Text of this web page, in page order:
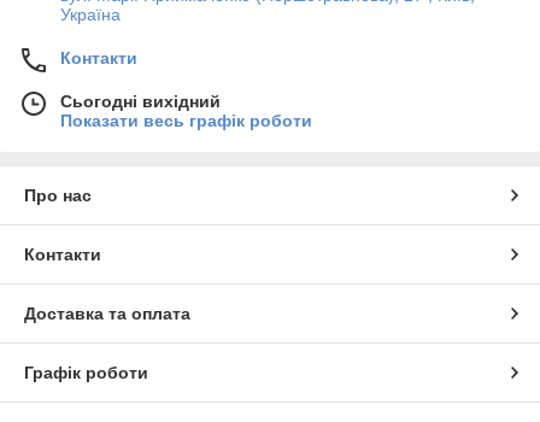
Україна
Контакти
Сьогодні вихідний
Показати весь графік роботи
Про нас
Контакти
Доставка та оплата
Графік роботи